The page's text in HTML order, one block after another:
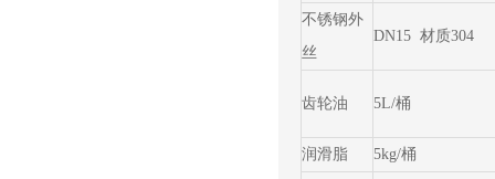
不锈钢外
丝
DN15 材质304
齿轮油 5L/桶
润滑脂 5kg/桶